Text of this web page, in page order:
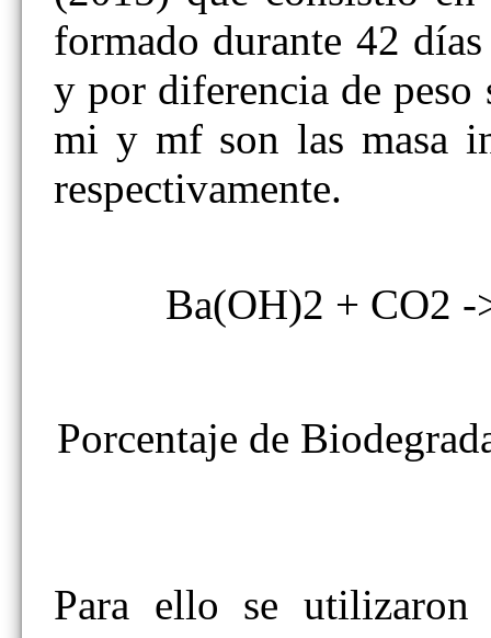
formado durante 42
y por diferencia de peso
mi y mf son las masa
respectivamente.
Ba(OH)2 + CO2
Porcentaje de
Para ello se utilizaron